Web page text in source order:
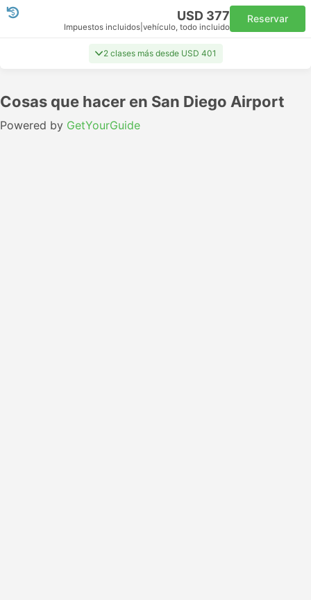
USD 377
Impuestos incluidos vehículo, todo incluido
Reservar
2 clases más desde USD 401
Cosas que hacer en San Diego Airport
Powered by GetYourGuide